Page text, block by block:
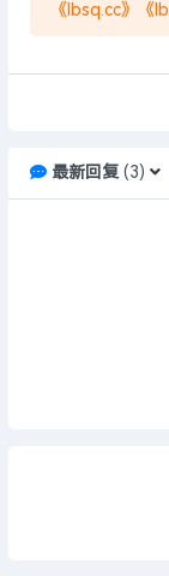
《lbsq.cc》《
最新回复( 3)